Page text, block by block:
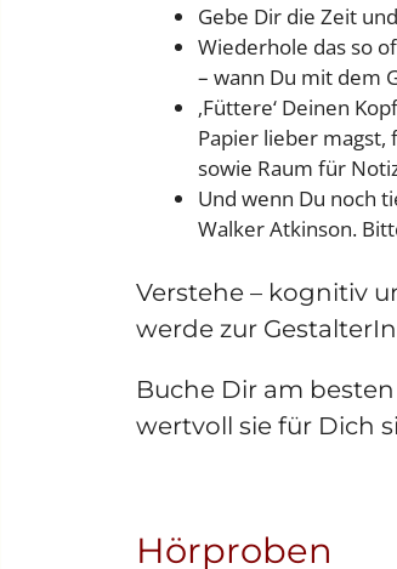
Gebe Dir die Zeit
Wiederhole das so
– wann Du mit dem
‚Füttere‘ Deinen
Papier lieber magst,
sowie Raum für
Und wenn Du noch
Walker Atkinson.
Verstehe – kognitiv
werde zur
Buche Dir am
wertvoll sie für Dich
Hörproben